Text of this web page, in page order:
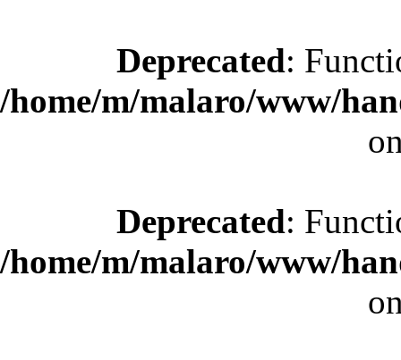
Deprecated:
/home/m/malaro/www/
Deprecated:
/home/m/malaro/www/